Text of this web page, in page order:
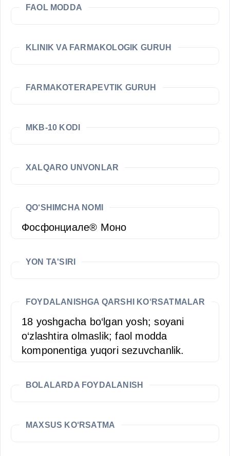
FAOL MODDA
KLINIK VA FARMAKOLOGIK GURUH
FARMAKOTERAPEVTIK GURUH
MKB-10 KODI
XALQARO UNVONLAR
QO‘SHIMCHA NOMI
Фосфонциале® Моно
YON TA'SIRI
FOYDALANISHGA QARSHI KO‘RSATMALAR
18 yoshgacha bo‘lgan yosh; soyani
o‘zlashtira olmaslik; faol modda
komponentiga yuqori sezuvchanlik.
BOLALARDA FOYDALANISH
MAXSUS KO‘RSATMA